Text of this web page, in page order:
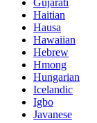
Gujarati
Haitian
Hausa
Hawaiian
Hebrew
Hmong
Hungarian
Icelandic
Igbo
Javanese